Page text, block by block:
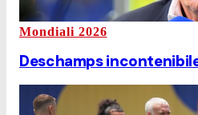
Mondiali 2026
Deschamps